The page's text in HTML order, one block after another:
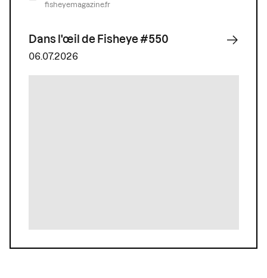
fisheyemagazine.fr
Dans l'œil de Fisheye #550
06.07.2026